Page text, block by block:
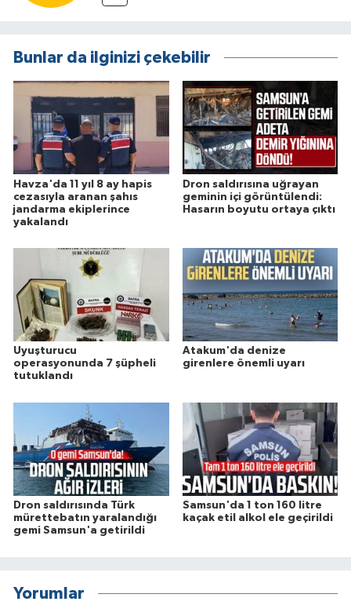
Bunlar da ilginizi çekebilir
Havza'da 11 yıl 8 ay hapis
cezasıyla aranan şahıs
jandarma ekiplerince
yakalandı
Dron saldırısına uğrayan
geminin içi görüntülendi:
Hasarın boyutu ortaya çıktı
Uyuşturucu
operasyonunda 7 şüpheli
tutuklandı
Atakum'da denize
girenlere önemli uyarı
Dron saldırısında Türk
mürettebatın yaralandığı
gemi Samsun'a getirildi
Samsun'da 1 ton 160 litre
kaçak etil alkol ele geçirildi
Yorumlar